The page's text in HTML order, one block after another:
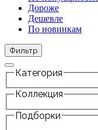
Дороже
Дешевле
По новинкам
Фильтр
Категория
Коллекция
Подборки